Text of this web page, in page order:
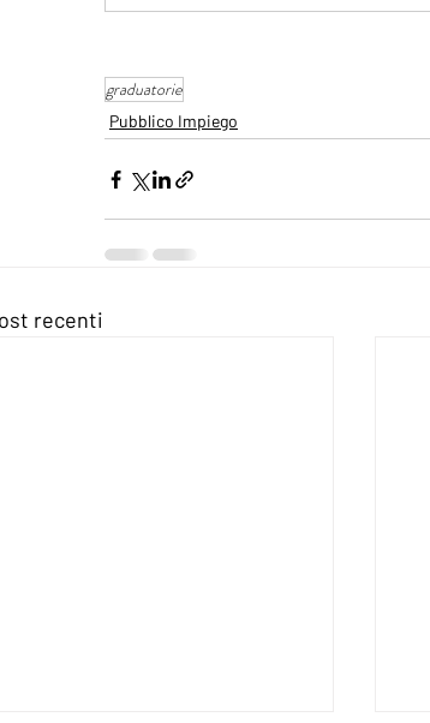
graduatorie
Pubblico Impiego
recenti